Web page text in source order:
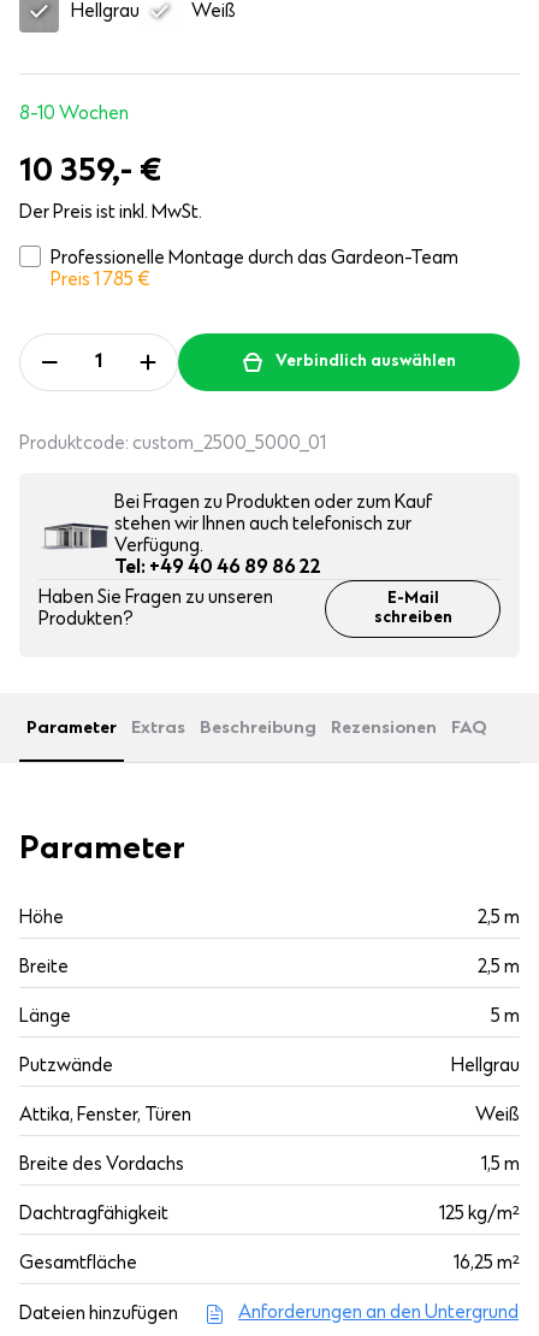
Hellgrau Weiß
8-10 Wochen
10 359,- €
Der Preis ist inkl. MwSt.
Professionelle Montage durch das Gardeon-Team
Preis 1 785 €
Verbindlich auswählen
Produktcode: custom_2500_5000_01
Bei Fragen zu Produkten oder zum Kauf
stehen wir Ihnen auch telefonisch zur
Verfügung.
Tel: +49 40 46 89 86 22
Haben Sie Fragen zu unseren
Produkten?
E-Mail
schreiben
Parameter Extras Beschreibung Rezensionen FAQ
Parameter
Höhe 2,5 m
Breite 2,5 m
Länge 5 m
Putzwände Hellgrau
Attika, Fenster, Türen Weiß
Breite des Vordachs 1,5 m
Dachtragfähigkeit 125 kg/m²
Gesamtfläche 16,25 m²
Dateien hinzufügen Anforderungen an den Untergrund